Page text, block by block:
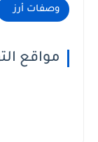
وصفات أرز
مواقع